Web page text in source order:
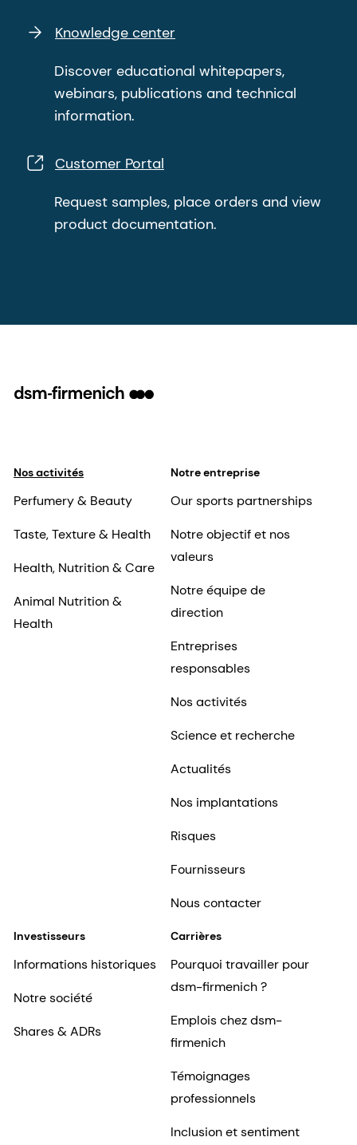
Knowledge center
Discover educational whitepapers,
webinars, publications and technical
information.
Customer Portal
Request samples, place orders and view
product documentation.
Nos activités
Perfumery & Beauty
Taste, Texture & Health
Health, Nutrition & Care
Animal Nutrition &
Health
Notre entreprise
Our sports partnerships
Notre objectif et nos
valeurs
Notre équipe de
direction
Entreprises
responsables
Nos activités
Science et recherche
Actualités
Nos implantations
Risques
Fournisseurs
Nous contacter
Investisseurs
Informations historiques
Notre société
Shares & ADRs
Carrières
Pourquoi travailler pour
dsm-firmenich ?
Emplois chez dsm-
firmenich
Témoignages
professionnels
Inclusion et sentiment